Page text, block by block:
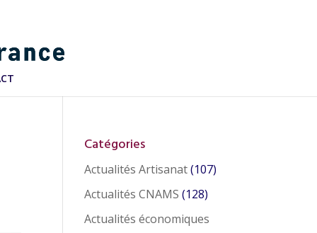
Catégories
Actualités Artisanat(107)
Actualités CNAMS (128)
Actualités économiques